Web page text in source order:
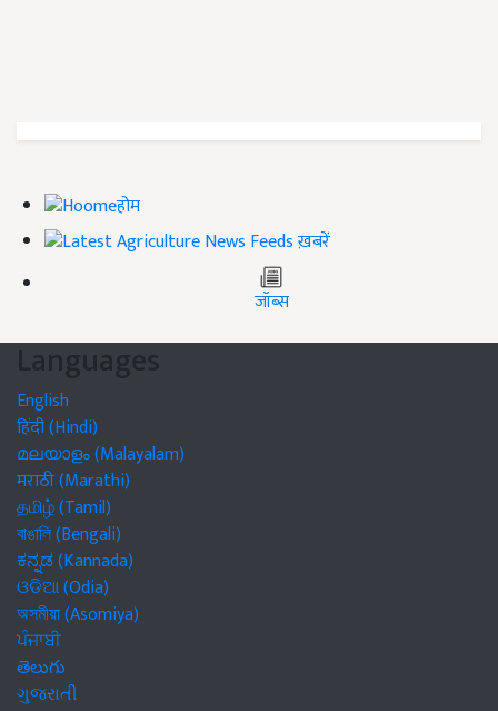
होम
ख़बरें
जॉब्स
Languages
English
हिंदी (Hindi)
മലയാളം (Malayalam)
मराठी (Marathi)
தமிழ் (Tamil)
বাঙালি (Bengali)
ಕನ್ನಡ (Kannada)
ଓଡିଆ (Odia)
অসমীয়া (Asomiya)
ਪੰਜਾਬੀ
తెలుగు
ગુજરાતી